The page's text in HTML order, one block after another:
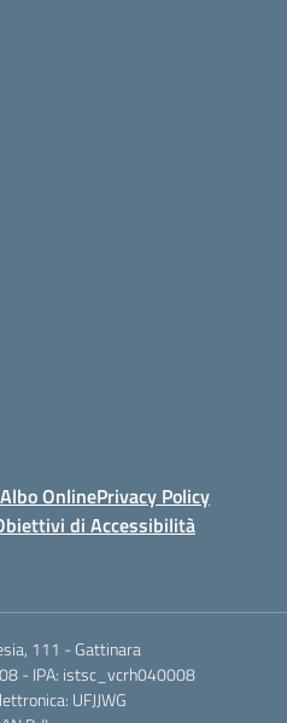
Albo OnlinePrivacy Policy
di Accessibilità
111 - Gattinara
- IPA: istsc_vcrh040008
UFJJWG